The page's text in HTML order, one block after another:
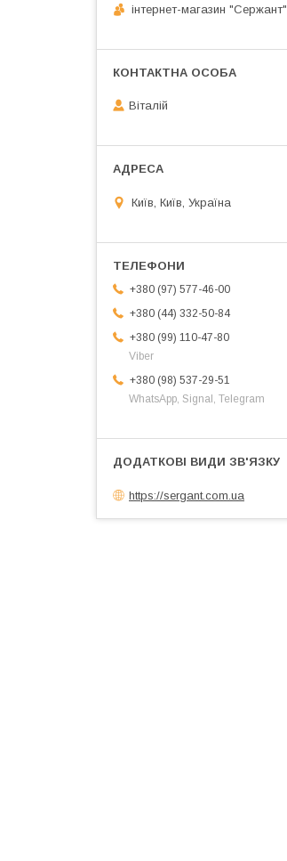
інтернет-магазин "Сержант"
Віталій
Київ, Київ, Україна
+380 (97) 577-46-00
+380 (44) 332-50-84
+380 (99) 110-47-80
Viber
+380 (98) 537-29-51
WhatsApp, Signal, Telegram
https://sergant.com.ua